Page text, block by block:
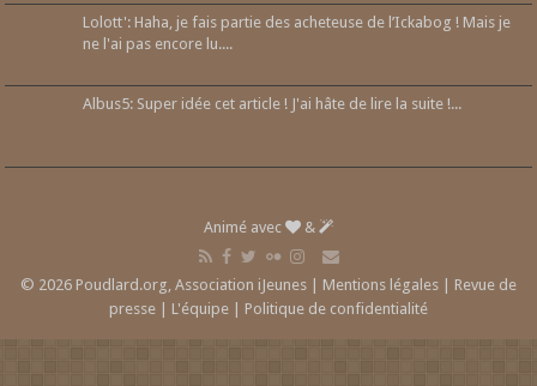
Lolott': Haha, je fais partie des acheteuse de l’Ickabog ! Mais je
ne l'ai pas encore lu....
Albus5: Super idée cet article ! J'ai hâte de lire la suite !...
Animé avec &
© 2026 Poudlard.org, Association iJeunes | Mentions légales | Revue de
presse | L'équipe | Politique de confidentialité